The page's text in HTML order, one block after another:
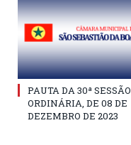
PAUTA DA 30ª SESSÃO
ORDINÁRIA, DE 08 DE
DEZEMBRO DE 2023